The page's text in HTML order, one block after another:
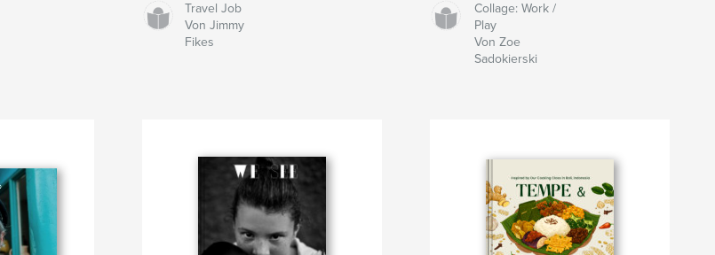
Travel Job
Von Jimmy
Fikes
Collage: Work /
Play
Von Zoe
Sadokierski